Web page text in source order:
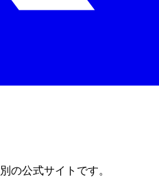
の公式サイトです。